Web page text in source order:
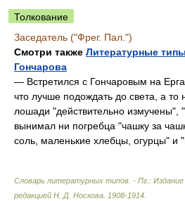
Толкование
Заседатель ("Фрег. Пал.")
Смотри также Литературные
Гончарова
— Встретился с Гончаровым на
что лучше подождать до света, а то
лошади "действительно
вынимал ни погребца "чашку за
соль, маленькие хлебцы, огурцы" и
Словарь литературных типов. - Пг.: Издание
редакцией Н. Д. Носкова 1908-1914